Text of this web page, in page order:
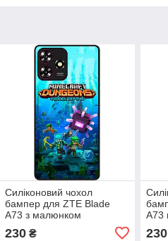
Силіконовий чохол
бампер для ZTE Blade
A73 з малюнком
230₴
A73
230